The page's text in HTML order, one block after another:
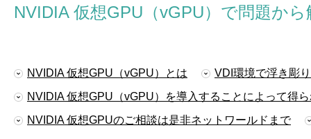
NVIDIA 仮想GPU（vGPU）で問題か
NVIDIA 仮想GPU（vGPU）とは
VDI環境で浮き彫
NVIDIA 仮想GPU（vGPU）を導入することによって得
NVIDIA 仮想GPUのご相談は是非ネットワールドまで